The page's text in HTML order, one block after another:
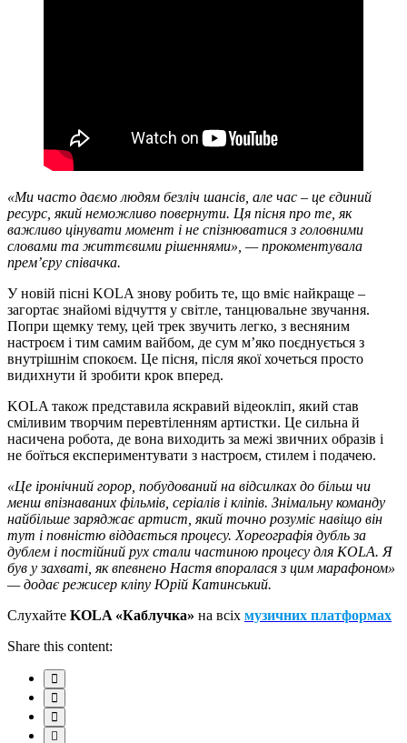
«Ми часто даємо людям безліч шансів, але час – це єдиний
ресурс, який неможливо повернути. Ця пісня про те, як
важливо цінувати момент і не спізнюватися з головними
словами та життєвими рішеннями», — прокоментувала
прем’єру співачка.
У новій пісні KOLA знову робить те, що вміє найкраще –
загортає знайомі відчуття у світле, танцювальне звучання.
Попри щемку тему, цей трек звучить легко, з весняним
настроєм і тим самим вайбом, де сум м’яко поєднується з
внутрішнім спокоєм. Це пісня, після якої хочеться просто
видихнути й зробити крок вперед.
KOLA також представила яскравий відеокліп, який став
сміливим творчим перевтіленням артистки. Це сильна й
насичена робота, де вона виходить за межі звичних образів і
не боїться експериментувати з настроєм, стилем і подачею.
«Це іронічний горор, побудований на відсилках до більш чи
менш впізнаваних фільмів, серіалів і кліпів. Знімальну команду
найбільше заряджає артист, який точно розуміє навіщо він
тут і повністю віддається процесу. Хореографія дубль за
дублем і постійний рух стали частиною процесу для KOLA. Я
був у захваті, як впевнено Настя впоралася з цим марафоном»
— додає режисер кліпу Юрій Катинський.
Слухайте KOLA «Каблучка» на всіх музичних платформах
Share this content: